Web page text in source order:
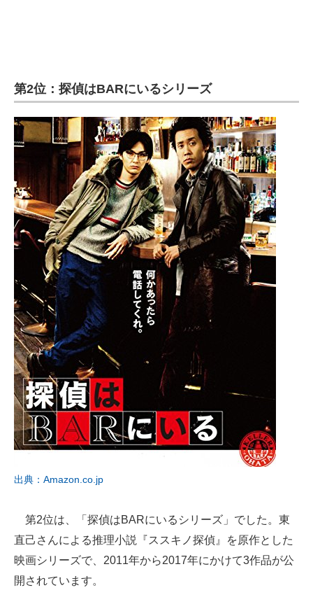
第2位：探偵はBARにいるシリーズ
出典：Amazon.co.jp
第2位は、「探偵はBARにいるシリーズ」でした。東
直己さんによる推理小説『ススキノ探偵』を原作とした
映画シリーズで、2011年から2017年にかけて3作品が公
開されています。